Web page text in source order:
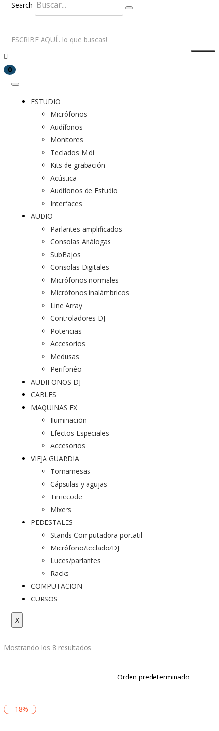
Search
0
ESTUDIO
Micrófonos
Audífonos
Monitores
Teclados Midi
Kits de grabación
Acústica
Audifonos de Estudio
Interfaces
AUDIO
Parlantes amplificados
Consolas Análogas
SubBajos
Consolas Digitales
Micrófonos normales
Micrófonos inalámbricos
Line Array
Controladores DJ
Potencias
Accesorios
Medusas
Perifonéo
AUDIFONOS DJ
CABLES
MAQUINAS FX
Iluminación
Efectos Especiales
Accesorios
VIEJA GUARDIA
Tornamesas
Cápsulas y agujas
Timecode
Mixers
PEDESTALES
Stands Computadora portatil
Micrófono/teclado/DJ
Luces/parlantes
Racks
COMPUTACION
CURSOS
X
Mostrando los 8 resultados
-18%